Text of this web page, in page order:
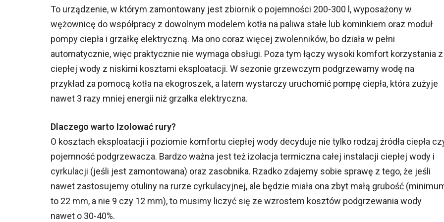
To urządzenie, w którym zamontowany jest zbiornik o pojemności 200-300 l, wyposażony w
wężownicę do współpracy z dowolnym modelem kotła na paliwa stałe lub kominkiem oraz moduł
pompy ciepła i grzałkę elektryczną. Ma ono coraz więcej zwolenników, bo działa w pełni
automatycznie, więc praktycznie nie wymaga obsługi. Poza tym łączy wysoki komfort korzystania z
ciepłej wody z niskimi kosztami eksploatacji. W sezonie grzewczym podgrzewamy wodę na
przykład za pomocą kotła na ekogroszek, a latem wystarczy uruchomić pompę ciepła, która zużyje
nawet 3 razy mniej energii niż grzałka elektryczna.
Dlaczego warto Izolować rury?
O kosztach eksploatacji i poziomie komfortu ciepłej wody decyduje nie tylko rodzaj źródła ciepła
pojemność podgrzewacza. Bardzo ważna jest też izolacja termiczna całej instalacji ciepłej wody i
cyrkulacji (jeśli jest zamontowana) oraz zasobnika. Rzadko zdajemy sobie sprawę z tego, że jeśli
nawet zastosujemy otuliny na rurze cyrkulacyjnej, ale będzie miała ona zbyt małą grubość
to 22 mm, a nie 9 czy 12 mm), to musimy liczyć się ze wzrostem kosztów podgrzewania wody
nawet o 30-40%.